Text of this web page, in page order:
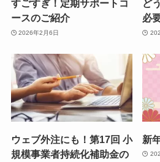
すごすぎ！定期サポートコ
ースのご紹介
2026年2月6日
ど
必
ウェブ外注にも！第17回 小
規模事業者持続化補助金の
新